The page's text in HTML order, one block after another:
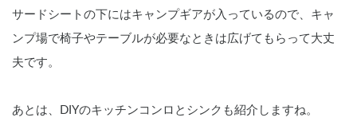
サードシートの下にはキャンプギアが入っているので、キャ
ンプ場で椅子やテーブルが必要なときは広げてもらって大丈
夫です。
あとは、DIYのキッチンコンロとシンクも紹介しますね。